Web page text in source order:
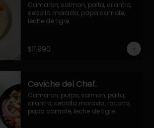
Camaron, salmon, palta, cilantro,
cebolla morada, papa camote,
leche de tigre.
$11.990
Ceviche del Chef.
Camaron, pulpo, salmon, palta,
cilantro, cebolla morada, rocotto,
papa camote, leche de tigre.